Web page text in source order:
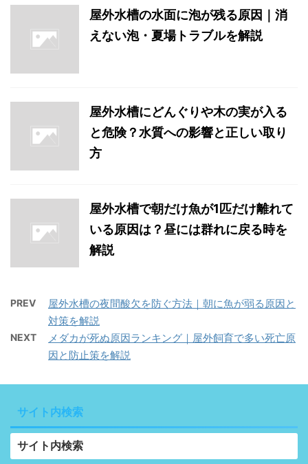
屋外水槽の水面に泡が残る原因｜消
えない泡・夏場トラブルを解説
屋外水槽にどんぐりや木の実が入る
と危険？水質への影響と正しい取り
方
屋外水槽で朝だけ魚が1匹だけ離れて
いる原因は？昼には群れに戻る時を
解説
PREV
屋外水槽の夜間酸欠を防ぐ方法｜朝に魚が弱る原因と
対策を解説
NEXT
メダカが死ぬ原因ランキング｜屋外飼育で多い死亡原
因と防止策を解説
サイト内検索
サイト内検索